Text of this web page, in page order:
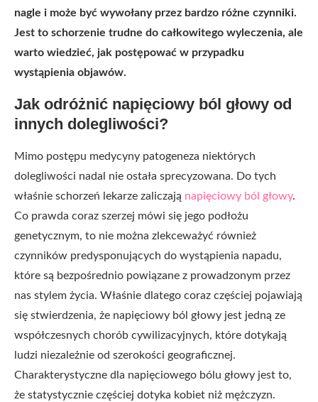
nagle i może być wywołany przez bardzo różne czynniki.
Jest to schorzenie trudne do całkowitego wyleczenia, ale
warto wiedzieć, jak postępować w przypadku
wystąpienia objawów.
Jak odróżnić napięciowy ból głowy od
innych dolegliwości?
Mimo postępu medycyny patogeneza niektórych
dolegliwości nadal nie ostała sprecyzowana. Do tych
właśnie schorzeń lekarze zaliczają napięciowy ból głowy.
Co prawda coraz szerzej mówi się jego podłożu
genetycznym, to nie można zlekceważyć również
czynników predysponujących do wystąpienia napadu,
które są bezpośrednio powiązane z prowadzonym przez
nas stylem życia. Właśnie dlatego coraz częściej pojawiają
się stwierdzenia, że napięciowy ból głowy jest jedną ze
współczesnych chorób cywilizacyjnych, które dotykają
ludzi niezależnie od szerokości geograficznej.
Charakterystyczne dla napięciowego bólu głowy jest to,
że statystycznie częściej dotyka kobiet niż mężczyzn.